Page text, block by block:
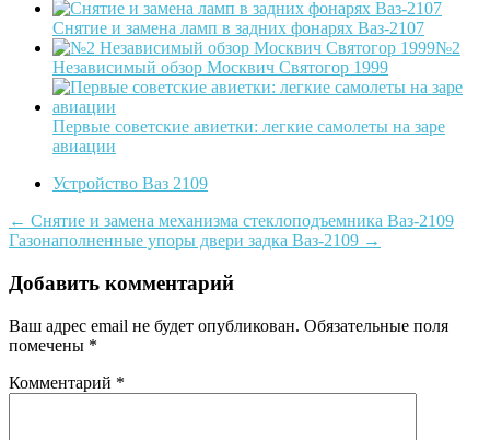
Снятие и замена ламп в задних фонарях Ваз-2107
№2
Независимый обзор Москвич Святогор 1999
Первые советские авиетки: легкие самолеты на заре
авиации
Устройство Ваз 2109
Post
navigation
← Снятие и замена механизма стеклоподъемника Ваз-2109
Газонаполненные упоры двери задка Ваз-2109 →
Добавить комментарий
Ваш адрес email не будет опубликован. Обязательные поля
помечены *
Комментарий *